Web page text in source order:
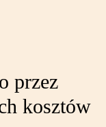
przez
kosztów